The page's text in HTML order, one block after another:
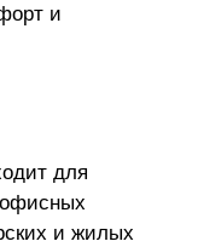
и
для
и жилых